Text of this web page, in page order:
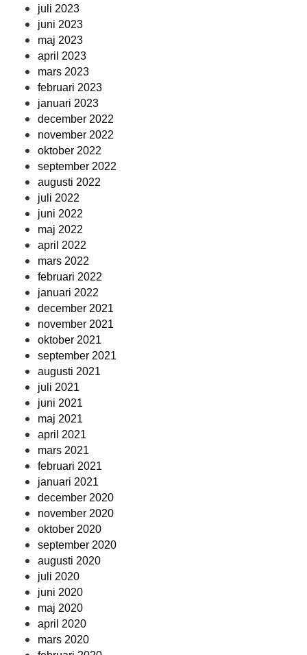
juli 2023
juni 2023
maj 2023
april 2023
mars 2023
februari 2023
januari 2023
december 2022
november 2022
oktober 2022
september 2022
augusti 2022
juli 2022
juni 2022
maj 2022
april 2022
mars 2022
februari 2022
januari 2022
december 2021
november 2021
oktober 2021
september 2021
augusti 2021
juli 2021
juni 2021
maj 2021
april 2021
mars 2021
februari 2021
januari 2021
december 2020
november 2020
oktober 2020
september 2020
augusti 2020
juli 2020
juni 2020
maj 2020
april 2020
mars 2020